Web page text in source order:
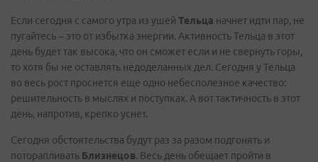
Если сегодня с самого утра из ушей Тельца начнет идти пар, не
пугайтесь – это от избытка энергии. Активность Тельца в этот
день будет так высока, что он сможет если и не свернуть горы,
то хотя бы не оставлять недоделанных дел. Сегодня у Тельца
во весь рост проснется еще одно небесполезное качество:
решительность в мыслях и поступках. А вот тактичность в этот
день, напротив, крепко уснет.
Сегодня обстоятельства будут раз за разом подгонять и
поторапливать Близнецов. Весь день обещает пройти в